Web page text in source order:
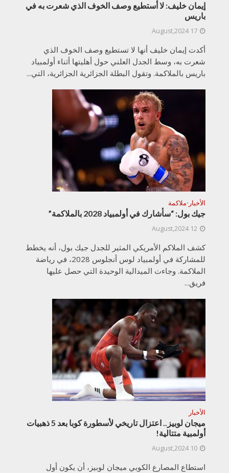
إيمان خليف: لا أستطيع وصف الخوف الذي شعرت به في
باريس
17 August,2024
أكدت إيمان خليف أنها لا تستطيع وصف الخوف الذي
شعرت به، وسط الجدل العلني حول أهليتها أثناء أولمبياد
باريس بالملاكمة. وتقول البطلة الجزائرية الجزائرية، التي...
الأخبار •ملاكمة
جيك بول: “سأشارك في أولمبياد 2028 بالملاكمة”
12 August,2024
كشف الملاكم الأمريكي المثير للجدل جيك بول، أنه يخطط
للمشاركة في أولمبياد لوس أنجلوس 2028، في رياضة
الملاكمة. وجاءت الميدالية الوحيدة التي حصل عليها
فريق...
الأخبار
ميجان لوبيز.. اعتزال تاريخي لأسطورة كوبا بعد 5 ذهبيات
أولمبية متتالية!
10 August,2024
استطاع المصارع الكوبي ميجان لوبيز، أن يكون أول